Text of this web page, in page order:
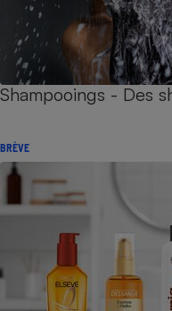
Shampooings - Des
BRÈVE